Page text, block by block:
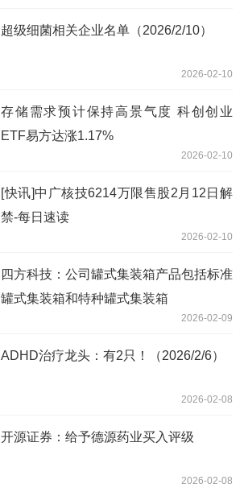
超级细菌相关企业名单（2026/2/10）
2026-02-10
存储需求预计保持高景气度 科创创业
ETF易方达涨1.17%
2026-02-10
[快讯]中广核技6214万限售股2月12日解
禁-每日速读
2026-02-10
四方科技：公司罐式集装箱产品包括标准
罐式集装箱和特种罐式集装箱
2026-02-09
ADHD治疗龙头：有2只！（2026/2/6）
2026-02-08
开源证券：给予德源药业买入评级
2026-02-08